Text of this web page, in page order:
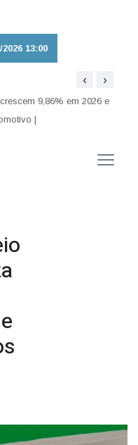
2026 13:00
|
entre avanços e
‹ ›